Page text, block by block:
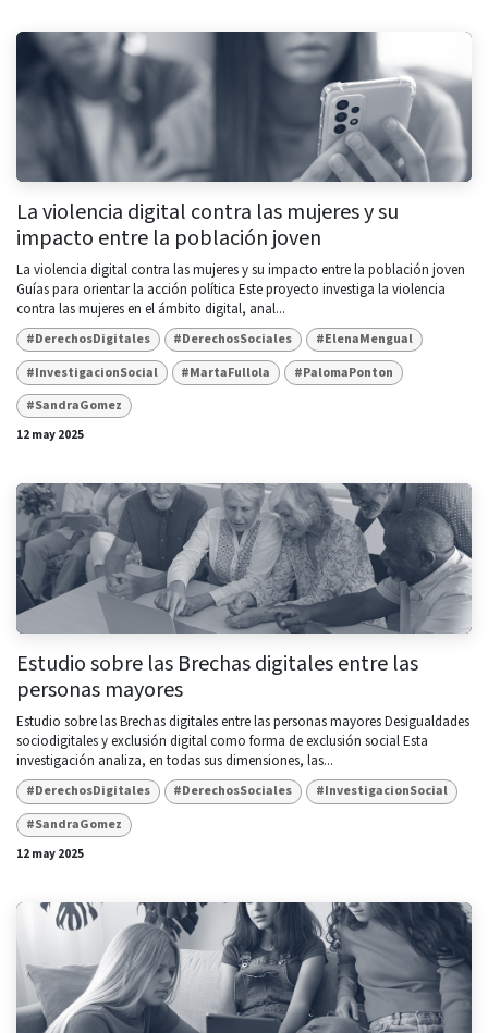
La violencia digital contra las mujeres y su
impacto entre la población joven
La violencia digital contra las mujeres y su impacto entre la población joven ​
Guías para orientar la acción política Este proyecto investiga la violencia
contra las mujeres en el ámbito digital, anal...
#DerechosDigitales #DerechosSociales
#ElenaMengual
#InvestigacionSocial
#MartaFullola
#PalomaPonton
#SandraGomez
12 may 2025
Estudio sobre las Brechas digitales entre las
personas mayores
Estudio sobre las Brechas digitales entre las personas mayores Desigualdades
sociodigitales y exclusión digital como forma de exclusión social Esta
investigación analiza, en todas sus dimensiones, las...
#DerechosDigitales #DerechosSociales
#InvestigacionSocial
#SandraGomez
12 may 2025